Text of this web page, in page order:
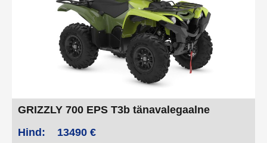
rohkem vabadust seiklemiseks.
GRIZZLY 700 EPS T3b tänavalegaalne
Hind:
13490 €